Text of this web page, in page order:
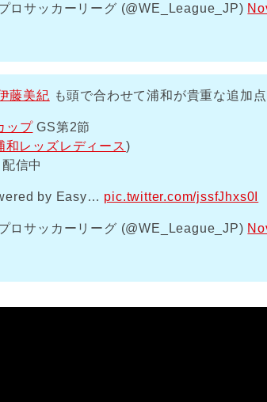
ロサッカーリーグ (@WE_League_JP)
藤美紀 も頭で合わせて浦和が貴重な追加点
ップGS第2節
和レッズレディース)
信中
by Easy… pic.twitter.com/jssfJhxs0I
ロサッカーリーグ (@WE_League_JP)